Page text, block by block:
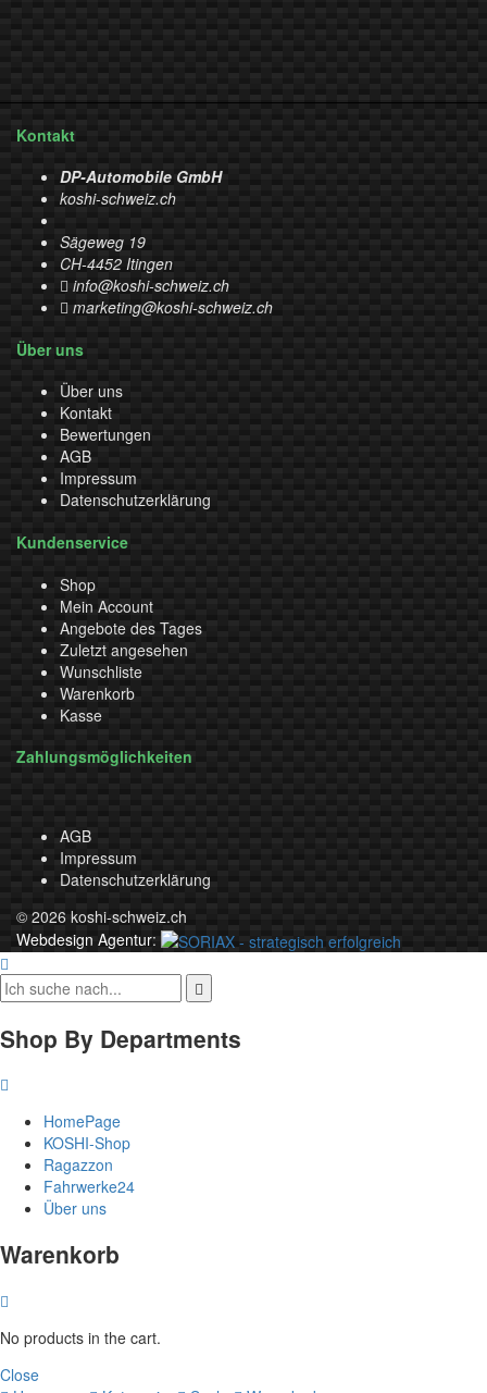
Kontakt
DP-Automobile GmbH
koshi-schweiz.ch
Sägeweg 19
CH-4452 Itingen
info@koshi-schweiz.ch
marketing@koshi-schweiz.ch
Über uns
Über uns
Kontakt
Bewertungen
AGB
Impressum
Datenschutzerklärung
Kundenservice
Shop
Mein Account
Angebote des Tages
Zuletzt angesehen
Wunschliste
Warenkorb
Kasse
Zahlungsmöglichkeiten
AGB
Impressum
Datenschutzerklärung
© 2026 koshi-schweiz.ch
Webdesign Agentur:
Shop By Departments
HomePage
KOSHI-Shop
Ragazzon
Fahrwerke24
Über uns
Warenkorb
No products in the cart.
Close